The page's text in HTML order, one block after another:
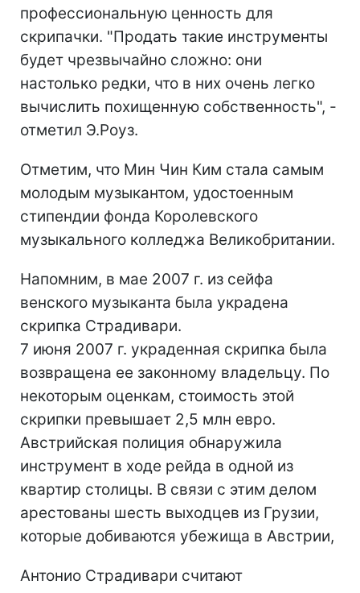
профессиональную ценность для
скрипачки. "Продать такие инструменты
будет чрезвычайно сложно: они
настолько редки, что в них очень легко
вычислить похищенную собственность", -
отметил Э.Роуз.
Отметим, что Мин Чин Ким стала самым
молодым музыкантом, удостоенным
стипендии фонда Королевского
музыкального колледжа Великобритании.
Напомним, в мае 2007 г. из сейфа
венского музыканта была украдена
скрипка Страдивари.
7 июня 2007 г. украденная скрипка была
возвращена ее законному владельцу. По
некоторым оценкам, стоимость этой
скрипки превышает 2,5 млн евро.
Австрийская полиция обнаружила
инструмент в ходе рейда в одной из
квартир столицы. В связи с этим делом
арестованы шесть выходцев из Грузии,
которые добиваются убежища в Австрии,
Антонио Страдивари считают